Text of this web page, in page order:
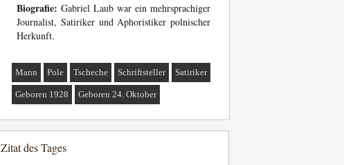
Biografie: Gabriel Laub war ein mehrsprachiger
Journalist, Satiriker und Aphoristiker polnischer
Herkunft.
Mann Pole Tscheche Schriftsteller Satiriker
Geboren 1928 Geboren 24. Oktober
Zitat des Tages